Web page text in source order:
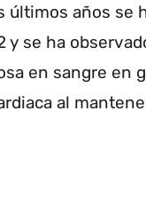
últimos años se
se ha
en sangre en
al